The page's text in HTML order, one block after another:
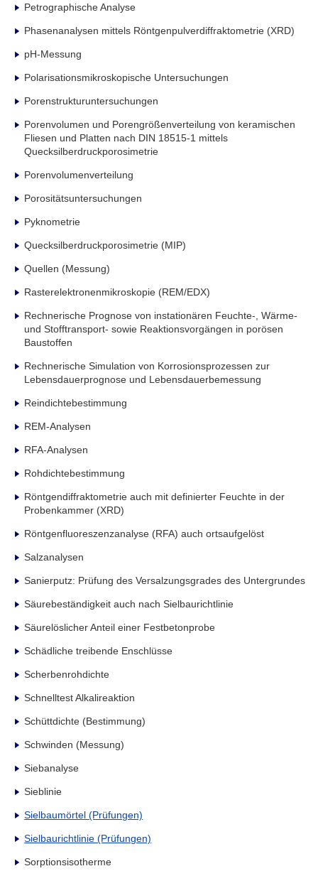
Petrographische Analyse
Phasenanalysen mittels Röntgenpulverdiffraktometrie (XRD)
pH-Messung
Polarisationsmikroskopische Untersuchungen
Porenstrukturuntersuchungen
Porenvolumen und Porengrößenverteilung von keramischen
Fliesen und Platten nach DIN 18515-1 mittels
Quecksilberdruckporosimetrie
Porenvolumenverteilung
Porositätsuntersuchungen
Pyknometrie
Quecksilberdruckporosimetrie (MIP)
Quellen (Messung)
Rasterelektronenmikroskopie (REM/EDX)
Rechnerische Prognose von instationären Feuchte-, Wärme-
und Stofftransport- sowie Reaktionsvorgängen in porösen
Baustoffen
Rechnerische Simulation von Korrosionsprozessen zur
Lebensdauerprognose und Lebensdauerbemessung
Reindichtebestimmung
REM-Analysen
RFA-Analysen
Rohdichtebestimmung
Röntgendiffraktometrie auch mit definierter Feuchte in der
Probenkammer (XRD)
Röntgenfluoreszenzanalyse (RFA) auch ortsaufgelöst
Salzanalysen
Sanierputz: Prüfung des Versalzungsgrades des Untergrundes
Säurebeständigkeit auch nach Sielbaurichtlinie
Säurelöslicher Anteil einer Festbetonprobe
Schädliche treibende Enschlüsse
Scherbenrohdichte
Schnelltest Alkalireaktion
Schüttdichte (Bestimmung)
Schwinden (Messung)
Siebanalyse
Sieblinie
Sielbaumörtel (Prüfungen)
Sielbaurichtlinie (Prüfungen)
Sorptionsisotherme